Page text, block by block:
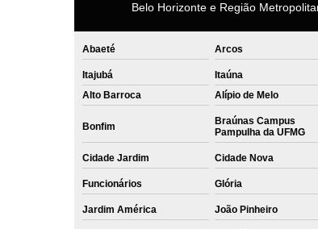
Belo Horizonte e Região
Abaeté Arcos
Itajubá Itaúna
Alto Barroca
Alípio de Melo
Bonfim
Braúnas Campus
Pampulha da UFMG
Cidade Jardim Cidade Nova
Funcionários Glória
Jardim América João Pinheiro